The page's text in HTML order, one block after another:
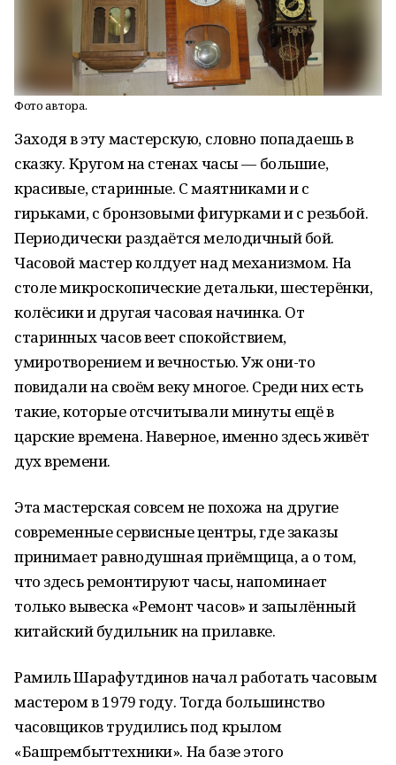
Фото автора.
Заходя в эту мастерскую, словно попадаешь в
сказку. Кругом на стенах часы — большие,
красивые, старинные. С маятниками и с
гирьками, с бронзовыми фигурками и с резьбой.
Периодически раздаётся мелодичный бой.
Часовой мастер колдует над механизмом. На
столе микроскопические детальки, шестерёнки,
колёсики и другая часовая начинка. От
старинных часов веет спокойствием,
умиротворением и вечностью. Уж они-то
повидали на своём веку многое. Среди них есть
такие, которые отсчитывали минуты ещё в
царские времена. Наверное, именно здесь живёт
дух времени.
Эта мастерская совсем не похожа на другие
современные сервисные центры, где заказы
принимает равнодушная приёмщица, а о том,
что здесь ремонтируют часы, напоминает
только вывеска «Ремонт часов» и запылённый
китайский будильник на прилавке.
Рамиль Шарафутдинов начал работать часовым
мастером в 1979 году. Тогда большинство
часовщиков трудились под крылом
«Башрембыттехники». На базе этого